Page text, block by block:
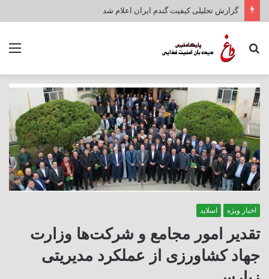
گزارش تحلیلی کیفیت گندم ایران اعلام شد
جستجو
اخبار ویژه اسلاید
تقدیر امور مجامع و شرکت‌ها وزارت
جهاد کشاورزی از عملکرد مدیریتی